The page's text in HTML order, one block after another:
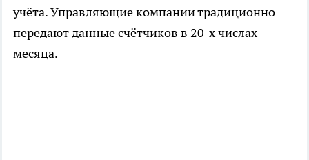
учёта. Управляющие компании традиционно
передают данные счётчиков в 20-х числах
месяца.